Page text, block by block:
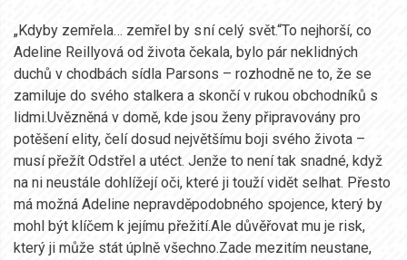
„Kdyby zemřela… zemřel by s ní celý svět.“To nejhorší, co
Adeline Reillyová od života čekala, bylo pár neklidných
duchů v chodbách sídla Parsons – rozhodně ne to, že se
zamiluje do svého stalkera a skončí v rukou obchodníků s
lidmi.Uvězněná v domě, kde jsou ženy připravovány pro
potěšení elity, čelí dosud největšímu boji svého života –
musí přežít Odstřel a utéct. Jenže to není tak snadné, když
na ni neustále dohlížejí oči, které ji touží vidět selhat. Přesto
má možná Adeline nepravděpodobného spojence, který by
mohl být klíčem k jejímu přežití.Ale důvěřovat mu je risk,
který ji může stát úplně všechno.Zade mezitím neustane,